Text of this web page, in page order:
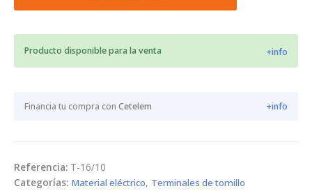
M10
T-
Producto disponible para la venta +info
Financia tu compra con Cetelem +info
Referencia: T-16/10
Categorías: Material eléctrico, Terminales de tornillo